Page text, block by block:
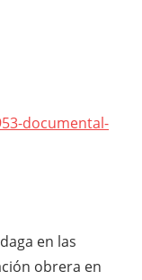
documental-
en las
obrera en